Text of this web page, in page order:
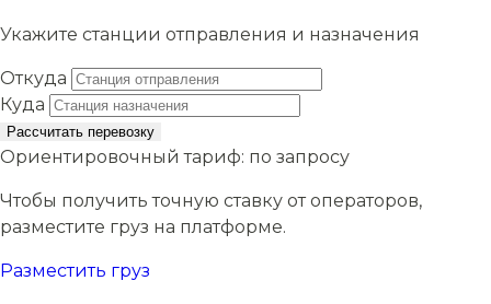
Укажите станции отправления и назначения
Откуда
Куда
Рассчитать перевозку
Ориентировочный тариф: по запросу
Чтобы получить точную ставку от операторов,
разместите груз на платформе.
Разместить груз